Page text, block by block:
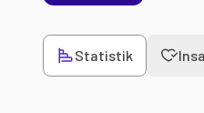
Statistik